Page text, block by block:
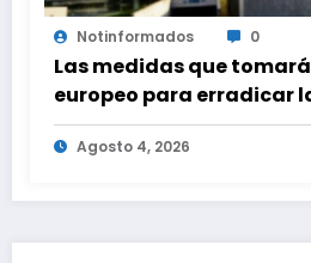
Notinformados 0
Las medidas que
europeo para erradicar
Agosto 4, 2026